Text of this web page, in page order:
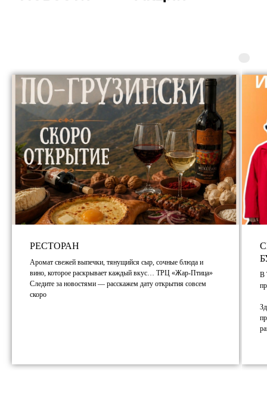
РЕСТОРАН
Аромат свежей выпечки, тянущийся сыр, сочные блюда и
вино, которое раскрывает каждый вкус… ТРЦ «Жар-Птица»
Следите за новостями — расскажем дату открытия совсем
скоро
В
Что
посмотреть
Вся афиша